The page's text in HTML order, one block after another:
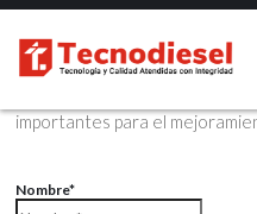
Contáctenos Vía Email
Envíenos sus datos con sus
importantes para el
Nombre*